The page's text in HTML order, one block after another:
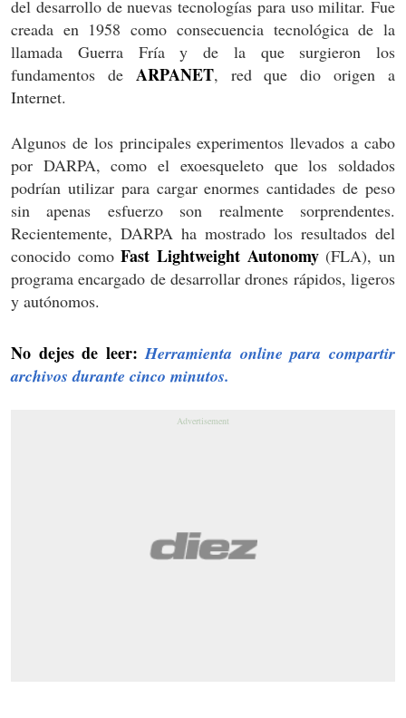
del desarrollo de nuevas tecnologías para uso militar. Fue
creada en 1958 como consecuencia tecnológica de la
llamada Guerra Fría y de la que surgieron los
fundamentos de ARPANET, red que dio origen a
Internet.
Algunos de los principales experimentos llevados a cabo
por DARPA, como el exoesqueleto que los soldados
podrían utilizar para cargar enormes cantidades de peso
sin apenas esfuerzo son realmente sorprendentes.
Recientemente, DARPA ha mostrado los resultados del
conocido comoFast Lightweight Autonomy(FLA), un
programa encargado de desarrollar drones rápidos, ligeros
y autónomos.
No dejes de leer:Herramienta online para compartir
archivos durante cinco minutos.